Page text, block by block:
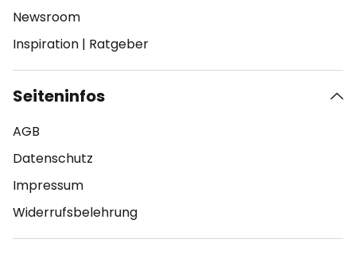
Newsroom
Inspiration | Ratgeber
Seiteninfos
AGB
Datenschutz
Impressum
Widerrufsbelehrung